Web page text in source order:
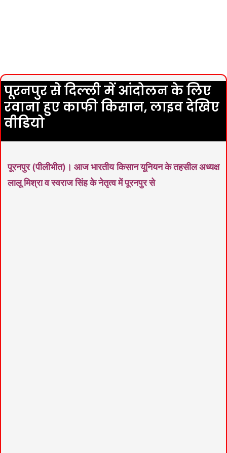
पूरनपुर से दिल्ली में आंदोलन के लिए
रवाना हुए काफी किसान, लाइव देखिए
वीडियो
पूरनपुर (पीलीभीत)। आज भारतीय किसान यूनियन के तहसील अध्यक्ष
लालू मिश्रा व स्वराज सिंह के नेतृत्व में पूरनपुर से